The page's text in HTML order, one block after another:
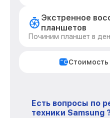
Экстренное
планшетов
Починим планшет в
Стоимость
Есть вопросы по
техники Samsung